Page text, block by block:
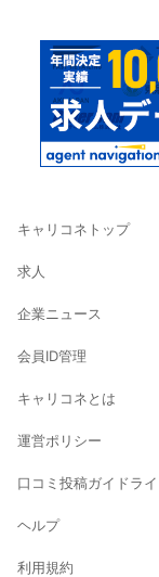
キャリコネトップ
求人
企業ニュース
会員ID管理
キャリコネとは
運営ポリシー
口コミ投稿ガイドラ
ヘルプ
利用規約